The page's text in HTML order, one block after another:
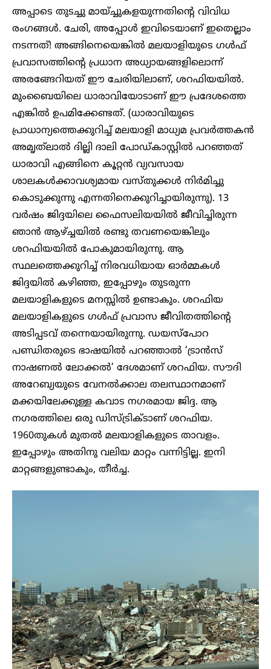
അപ്പാടെ തുടച്ചു മായ്ച്ചുകളയുന്നതിന്റെ വിവിധ
രംഗങ്ങൾ. ചേരി, അപ്പോൾ ഇവിടെയാണ് ഇതെല്ലാം
നടന്നത്! അങ്ങിനെയെങ്കിൽ മലയാളിയുടെ ഗൾഫ്
പ്രവാസത്തിന്റെ പ്രധാന അധ്യായങ്ങളിലൊന്ന്
അരങ്ങേറിയത് ഈ ചേരിയിലാണ്, ശറഫിയയിൽ.
മുംബൈയിലെ ധാരാവിയോടാണ് ഈ പ്രദേശത്തെ
എങ്കിൽ ഉപമിക്കേണ്ടത്. (ധാരാവിയുടെ
പ്രാധാന്യത്തെക്കുറിച്ച് മലയാളി മാധ്യമ പ്രവർത്തകൻ
അമൃത്‌ലാൽ ദില്ലി ദാലി പോഡ്കാസ്റ്റിൽ പറഞ്ഞത്
ധാരാവി എങ്ങിനെ കൂറ്റൻ വ്യവസായ
ശാലകൾക്കാവശ്യമായ വസ്തുക്കൾ നിർമിച്ചു
കൊടുക്കുന്നു എന്നതിനെക്കുറിച്ചായിരുന്നു). 13
വർഷം ജിദ്ദയിലെ ഫൈസലിയയിൽ ജീവിച്ചിരുന്ന
ഞാൻ ആഴ്ച്ചയിൽ രണ്ടു തവണയെങ്കിലും
ശറഫിയയിൽ പോകുമായിരുന്നു. ആ
സ്ഥലത്തെക്കുറിച്ച് നിരവധിയായ ഓർമ്മകൾ
ജിദ്ദയിൽ കഴിഞ്ഞ, ഇപ്പോഴും തുടരുന്ന
മലയാളികളുടെ മനസ്സിൽ ഉണ്ടാകും. ശറഫിയ
മലയാളികളുടെ ഗൾഫ് പ്രവാസ ജീവിതത്തിന്റെ
അടിപ്പടവ് തന്നെയായിരുന്നു. ഡയസ്‌പോറ
പണ്ഡിതരുടെ ഭാഷയിൽ പറഞ്ഞാൽ ‘ട്രാൻസ്
നാഷണൽ ലോക്കൽ’ ദേശമാണ് ശറഫിയ. സൗദി
അറേബ്യയുടെ വേനൽക്കാല തലസ്ഥാനമാണ്
മക്കയിലേക്കുള്ള കവാട നഗരമായ ജിദ്ദ. ആ
നഗരത്തിലെ ഒരു ഡിസ്ട്രിക്ടാണ് ശറഫിയ.
1960തുകൾ മുതൽ മലയാളികളുടെ താവളം.
ഇപ്പോഴും അതിനു വലിയ മാറ്റം വന്നിട്ടില്ല. ഇനി
മാറ്റങ്ങളുണ്ടാകും, തീർച്ച.